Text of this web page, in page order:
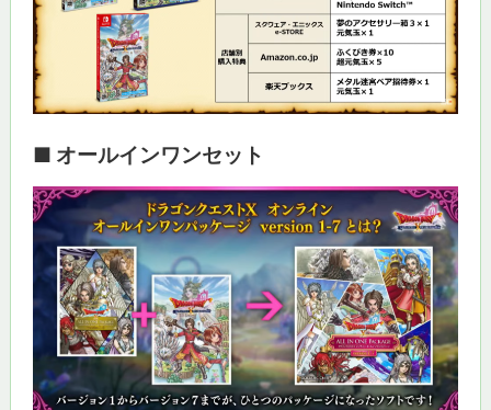
■ オールインワンセット